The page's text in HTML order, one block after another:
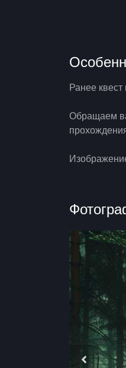
Ранее
Обращаем